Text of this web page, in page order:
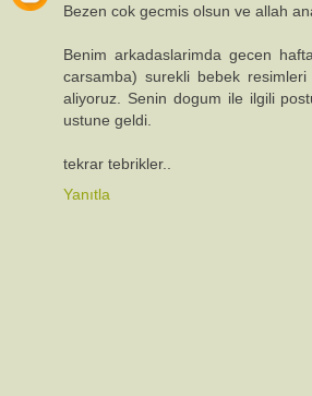
Bezen cok gecmis olsun ve allah
Benim arkadaslarimda gecen
carsamba) surekli bebek
aliyoruz. Senin dogum ile ilgili
ustune geldi.
tekrar tebrikler..
Yanıtla